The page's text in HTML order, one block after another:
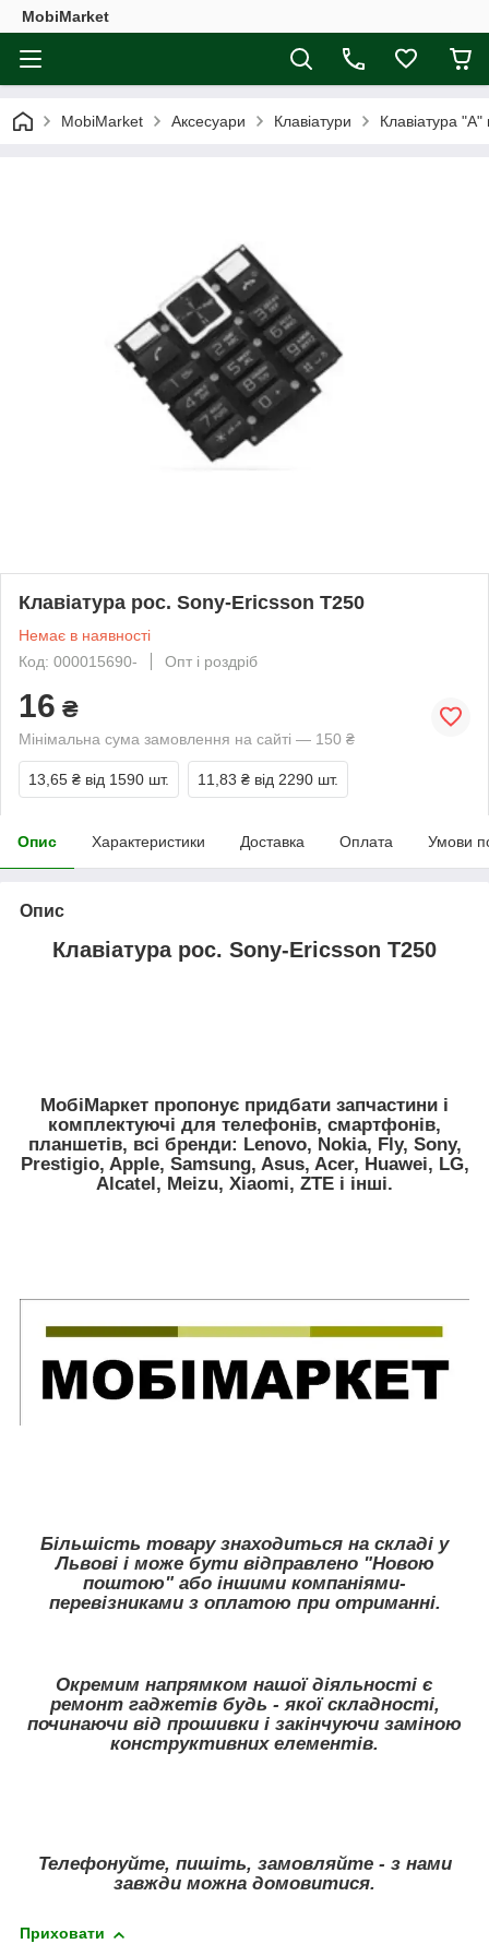
MobiMarket
MobiMarket Аксесуари Клавіатури Клавіатура "A"
Клавіатура рос. Sony-Ericsson T250
Немає в наявності
Код: 000015690-
Опт і роздріб
16 ₴
Мінімальна сума замовлення на сайті — 150 ₴
13,65 ₴ від 1590 шт. 11,83 ₴ від 2290 шт.
Опис Характеристики Доставка Оплата Умови
Опис
Клавіатура рос. Sony-Ericsson T250
МобіМаркет пропонує придбати запчастини і
комплектуючі для телефонів, смартфонів,
планшетів, всі бренди: Lenovo, Nokia, Fly, Sony,
Prestigio, Apple, Samsung, Asus, Acer, Huawei, LG,
Alcatel, Meizu, Xiaomi, ZTE і інші.
Більшість товару знаходиться на складі у
Львові і може бути відправлено "Новою
поштою" або іншими компаніями-
перевізниками з оплатою при отриманні.
Окремим напрямком нашої діяльності є
ремонт гаджетів будь - якої складності,
починаючи від прошивки і закінчуючи заміною
конструктивних елементів.
Телефонуйте, пишіть, замовляйте - з нами
завжди можна домовитися.
Приховати